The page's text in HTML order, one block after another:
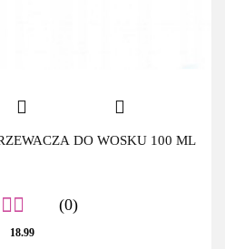
DO WOSKU 100 ML
(0)
18.99